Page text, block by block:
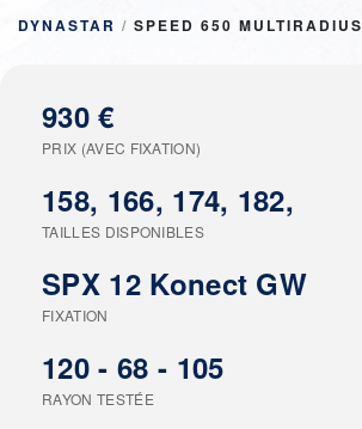
DYNASTAR / SPEED 650 MULTIRADIUS
930 €
PRIX (AVEC FIXATION)
158, 166, 174, 182,
TAILLES DISPONIBLES
SPX 12 Konect GW
FIXATION
120 - 68 - 105
RAYON TESTÉE